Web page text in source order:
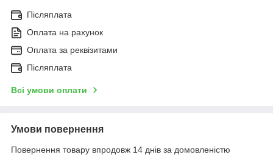
Післяплата
Оплата на рахунок
Оплата за реквізитами
Післяплата
Всі умови оплати
Умови повернення
Повернення товару впродовж 14 днів за домовленістю